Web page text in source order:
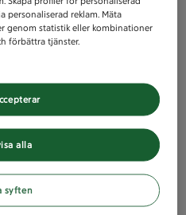
personaliserad reklam. Mäta
genom statistik eller kombinationer
förbättra tjänster.
alla
syften